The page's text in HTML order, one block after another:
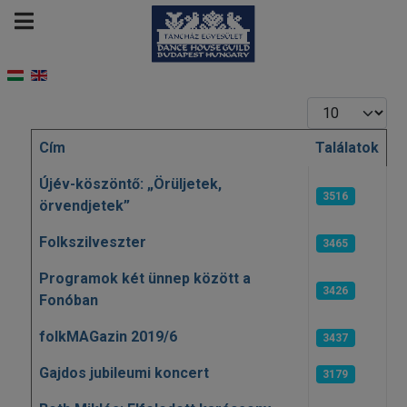
Tételek #
Cikkek
Cím Találatok
Újév-köszöntő: „Örüljetek,
örvendjetek”
3516
Folkszilveszter 3465
Programok két ünnep között a
Fonóban
3426
folkMAGazin 2019/6 3437
Gajdos jubileumi koncert 3179